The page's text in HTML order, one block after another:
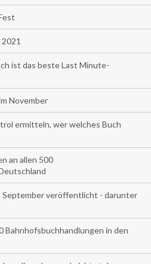
ist das beste Last Minute-
November
ermitteln, wer welches Buch
an allen 500
September veröffentlicht - darunter
Bahnhofsbuchhandlungen in den